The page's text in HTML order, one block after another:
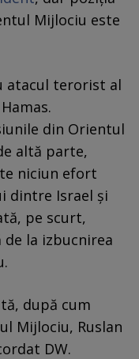
Mijlociu este
atacul terorist al
din Orientul
altă parte,
niciun efort
dintre Israel și
pe scurt,
de la izbucnirea
după cum
Mijlociu, Ruslan
DW.